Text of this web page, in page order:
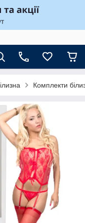
Комплекти